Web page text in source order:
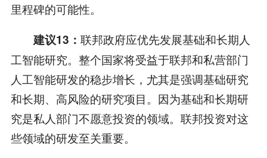
里程碑的可能性。
建议13： 联邦政府应优先发展基础和长期人
工智能研究。整个国家将受益于联邦和私营部门
人工智能研发的稳步增长，尤其是强调基础研究
和长期、高风险的研究项目。因为基础和长期研
究是私人部门不愿意投资的领域。联邦投资对这
些领域的研发至关重要。